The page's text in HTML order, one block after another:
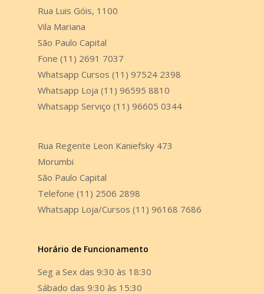
Rua Luis Góis, 1100
Vila Mariana
São Paulo Capital
Fone (11) 2691 7037
Whatsapp Cursos (11) 97524 2398
Whatsapp Loja (11) 96595 8810
Whatsapp Serviço (11) 96605 0344
Rua Regente Leon Kaniefsky 473
Morumbi
São Paulo Capital
Telefone (11) 2506 2898
Whatsapp Loja/Cursos (11) 96168 7686
Horário de Funcionamento
Seg a Sex das 9:30 às 18:30
Sábado das 9:30 às 15:30